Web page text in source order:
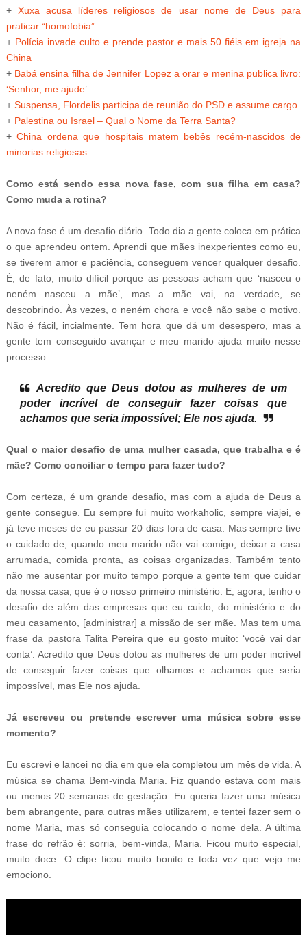
+Xuxa acusa líderes religiosos de usar nome de Deus para
praticar “homofobia”
+ Polícia invade culto e prende pastor e mais 50 fiéis em igreja na
China
+ Babá ensina filha de Jennifer Lopez a orar e menina publica livro:
‘Senhor, me ajude’
+ Suspensa, Flordelis participa de reunião do PSD e assume cargo
+ Palestina ou Israel – Qual o Nome da Terra Santa?
+China ordena que hospitais matem bebês recém-nascidos de
minorias religiosas
Como está sendo essa nova fase, com sua filha em casa?
Como muda a rotina?
A nova fase é um desafio diário. Todo dia a gente coloca em prática
o que aprendeu ontem. Aprendi que mães inexperientes como eu,
se tiverem amor e paciência, conseguem vencer qualquer desafio.
É, de fato, muito difícil porque as pessoas acham que ‘nasceu o
neném nasceu a mãe’, mas a mãe vai, na verdade, se
descobrindo. Às vezes, o neném chora e você não sabe o motivo.
Não é fácil, incialmente. Tem hora que dá um desespero, mas a
gente tem conseguido avançar e meu marido ajuda muito nesse
processo.
Acredito que Deus dotou as mulheres de um
poder incrível de conseguir fazer coisas que
achamos que seria impossível; Ele nos ajuda.
Qual o maior desafio de uma mulher casada, que trabalha e é
mãe? Como conciliar o tempo para fazer tudo?
Com certeza, é um grande desafio, mas com a ajuda de Deus a
gente consegue. Eu sempre fui muito workaholic, sempre viajei, e
já teve meses de eu passar 20 dias fora de casa. Mas sempre tive
o cuidado de, quando meu marido não vai comigo, deixar a casa
arrumada, comida pronta, as coisas organizadas. Também tento
não me ausentar por muito tempo porque a gente tem que cuidar
da nossa casa, que é o nosso primeiro ministério. E, agora, tenho o
desafio de além das empresas que eu cuido, do ministério e do
meu casamento, [administrar] a missão de ser mãe. Mas tem uma
frase da pastora Talita Pereira que eu gosto muito: ‘você vai dar
conta’. Acredito que Deus dotou as mulheres de um poder incrível
de conseguir fazer coisas que olhamos e achamos que seria
impossível, mas Ele nos ajuda.
Já escreveu ou pretende escrever uma música sobre esse
momento?
Eu escrevi e lancei no dia em que ela completou um mês de vida. A
música se chama Bem-vinda Maria. Fiz quando estava com mais
ou menos 20 semanas de gestação. Eu queria fazer uma música
bem abrangente, para outras mães utilizarem, e tentei fazer sem o
nome Maria, mas só conseguia colocando o nome dela. A última
frase do refrão é: sorria, bem-vinda, Maria. Ficou muito especial,
muito doce. O clipe ficou muito bonito e toda vez que vejo me
emociono.